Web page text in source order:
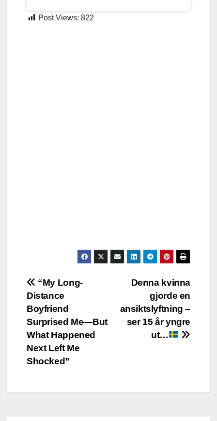
Post Views: 822
Post
navigation
Denna kvinna
gjorde en
ansiktslyftning –
ser 15 år yngre
ut…
“My Long-
Distance
Boyfriend
Surprised Me—But
What Happened
Next Left Me
Shocked”